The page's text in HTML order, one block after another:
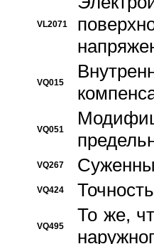
VL2071
VQ015
VQ051
VQ267
VQ424
VQ495
То же,